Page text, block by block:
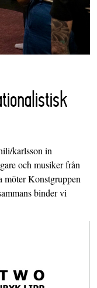
karlsson in
och musiker från
möter Konstgruppen
binder vi